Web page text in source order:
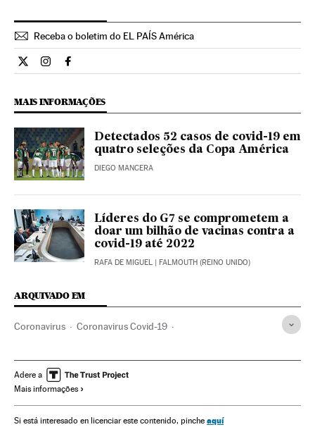
Receba o boletim do EL PAÍS América
Internacional El País Brasil en Twitter
Internacional El País Brasil en Instagram
Internacional El País Brasil en Facebook
MAIS INFORMAÇÕES
Detectados 52 casos de covid-19 em
quatro seleções da Copa América
DIEGO MANCERA
Líderes do G7 se comprometem a
doar um bilhão de vacinas contra a
covid-19 até 2022
RAFA DE MIGUEL | FALMOUTH (REINO UNIDO)
ARQUIVADO EM
Coronavirus Coronavirus Covid-19
Doenças infecciosas Assistência sanitária
Estados Unidos
Andrew M. Cuomo Pandemia Desconfinamiento
Adere a
Mais informações
Si está interesado en licenciar este contenido, pinche aquí